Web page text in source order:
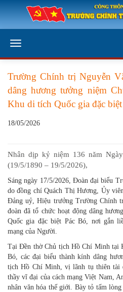
Trường Chính trị Nguyễn
dâng hương tưởng niệm
Khu di tích Quốc gia đặc
18/05/2026
Nhân dịp kỷ niệm 136 năm
(19/5/1890 – 19/5/2026),
Sáng ngày 17/5/2026, Đoàn đại biểu
do đồng chí Quách Thị Hương, Ủy
Đảng uỷ, Hiệu trưởng Trường Chính
đoàn đã tổ chức hoạt động dâng
Quốc gia đặc biệt Pác Bó, nơi gắn
mạng của Người.
Tại Đền thờ Chủ tịch Hồ Chí Minh tại
Bó, các đại biểu thành kính dâng
tịch Hồ Chí Minh, vị lãnh tụ thiên tài
thầy vĩ đại của cách mạng Việt Nam,
nhân văn hóa thế giới. Bày tỏ tấm